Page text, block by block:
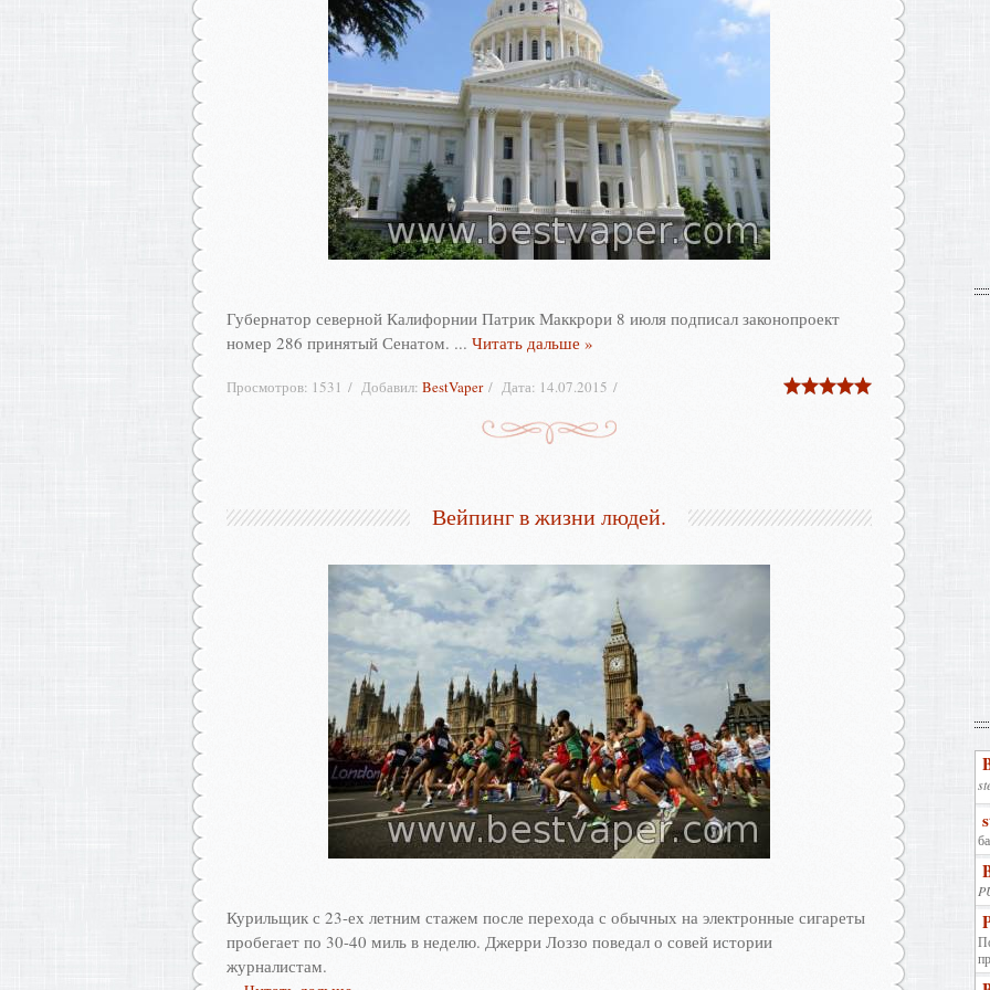
Губернатор северной Калифорнии Патрик Маккрори 8 июля подписал законопроект
номер 286 принятый Сенатом. ... Читать дальше »
Просмотров: 1531 Добавил: BestVaper Дата: 14.07.2015
Вейпинг в жизни людей.
Курильщик с 23-ех летним стажем после перехода с обычных на электронные сигареты
пробегает по 30-40 миль в неделю. Джерри Лоззо поведал о совей истории
журналистам.